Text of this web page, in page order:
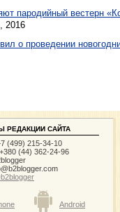
пародийный вестерн
2016
о проведении
РЕДАКЦИИ САЙТА
(499) 215-34-10
(44) 362-24-96
Android